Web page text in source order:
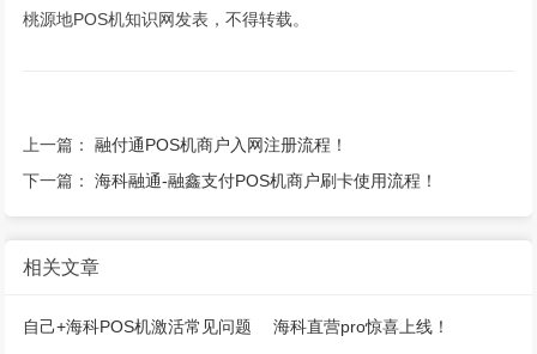
桃源地POS机知识网发表，不得转载。
上一篇：融付通POS机商户入网注册流程！
下一篇：海科融通-融鑫支付POS机商户刷卡使用流程！
相关文章
自己+海科POS机激活常见问题 海科直营pro惊喜上线！